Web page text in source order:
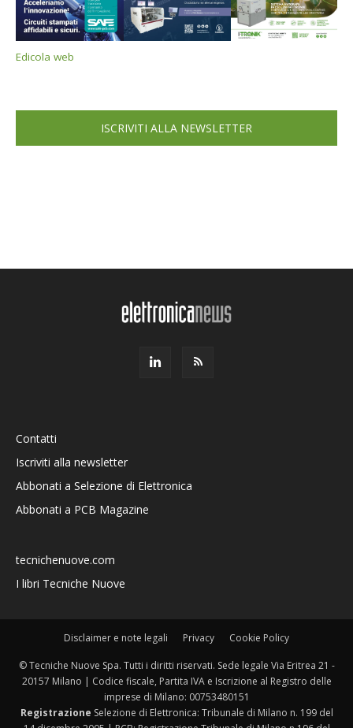
Edicola web
ISCRIVITI ALLA NEWSLETTER
Contatti
Iscriviti alla newsletter
Abbonati a Selezione di Elettronica
Abbonati a PCB Magazine
tecnichenuove.com
I libri Tecniche Nuove
Disclaimer e note legali Privacy Cookie Policy
© Tecniche Nuove Spa. Tutti i diritti riservati. Sede legale Via Eritrea 21 -
20157 Milano | Codice fiscale, Partita IVA e Iscrizione al Registro delle
imprese di Milano: 00753480151
Registrazione Selezione di Elettronica: Tribunale di Milano n. 199 del